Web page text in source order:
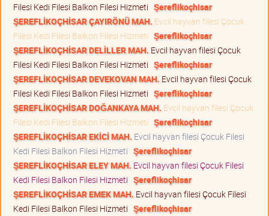
Filesi Kedi Filesi Balkon Filesi Hizmeti Şereflikoçhisar
ŞEREFLİKOÇHİSAR ÇAYIRÖNÜ MAH. Evcil hayvan filesi Çocuk
Filesi Kedi Filesi Balkon Filesi Hizmeti Şereflikoçhisar
ŞEREFLİKOÇHİSAR DELİLLER MAH. Evcil hayvan filesi Çocuk
Filesi Kedi Filesi Balkon Filesi Hizmeti Şereflikoçhisar
ŞEREFLİKOÇHİSAR DEVEKOVAN MAH. Evcil hayvan filesi Çocuk
Filesi Kedi Filesi Balkon Filesi Hizmeti Şereflikoçhisar
ŞEREFLİKOÇHİSAR DOĞANKAYA MAH. Evcil hayvan filesi Çocuk
Filesi Kedi Filesi Balkon Filesi Hizmeti Şereflikoçhisar
ŞEREFLİKOÇHİSAR EKİCİ MAH. Evcil hayvan filesi Çocuk Filesi
Kedi Filesi Balkon Filesi Hizmeti Şereflikoçhisar
ŞEREFLİKOÇHİSAR ELEY MAH. Evcil hayvan filesi Çocuk Filesi
Kedi Filesi Balkon Filesi Hizmeti Şereflikoçhisar
ŞEREFLİKOÇHİSAR EMEK MAH. Evcil hayvan filesi Çocuk Filesi
Kedi Filesi Balkon Filesi Hizmeti Şereflikoçhisar